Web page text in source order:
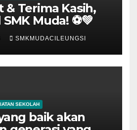
& Terima Kasih,
Muda! ⚽💚
SMKMUDACILEUNGSI
SEKOLAH
baik akan